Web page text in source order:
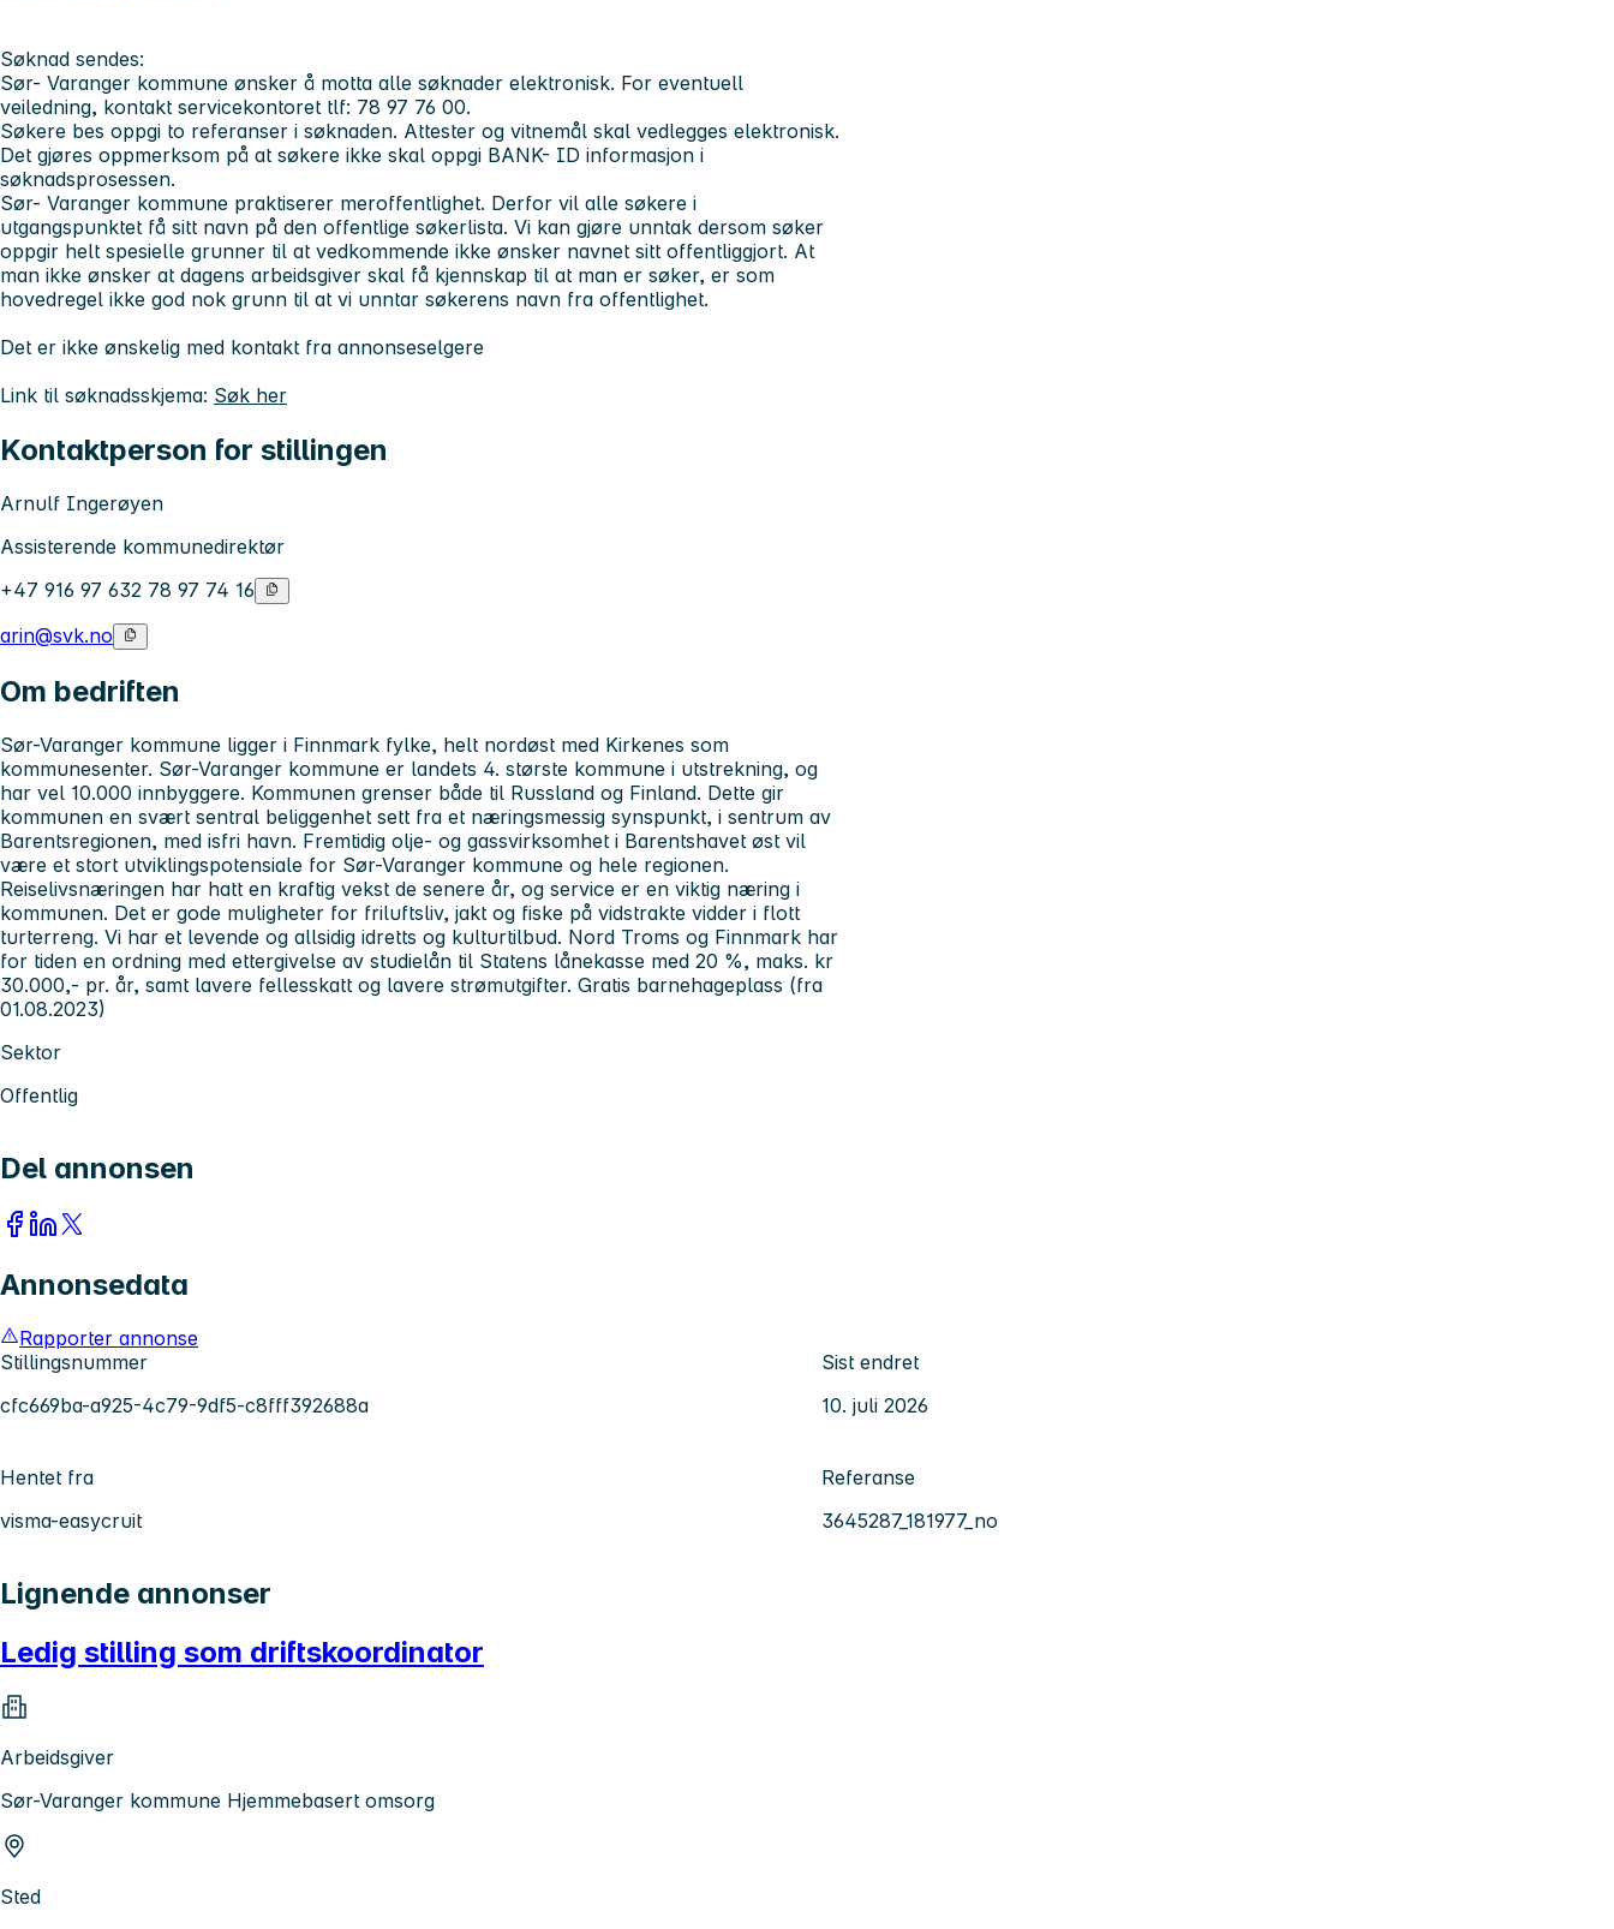
Søknad sendes:
Sør- Varanger kommune ønsker å motta alle søknader elektronisk. For eventuell
veiledning, kontakt servicekontoret tlf: 78 97 76 00.
Søkere bes oppgi to referanser i søknaden. Attester og vitnemål skal vedlegges elektronisk.
Det gjøres oppmerksom på at søkere ikke skal oppgi BANK- ID informasjon i
søknadsprosessen.
Sør- Varanger kommune praktiserer meroffentlighet. Derfor vil alle søkere i
utgangspunktet få sitt navn på den offentlige søkerlista. Vi kan gjøre unntak dersom søker
oppgir helt spesielle grunner til at vedkommende ikke ønsker navnet sitt offentliggjort. At
man ikke ønsker at dagens arbeidsgiver skal få kjennskap til at man er søker, er som
hovedregel ikke god nok grunn til at vi unntar søkerens navn fra offentlighet.
Det er ikke ønskelig med kontakt fra annonseselgere
Link til søknadsskjema: Søk her
Kontaktperson for stillingen
Arnulf Ingerøyen
Assisterende kommunedirektør
+47 916 97 632 78 97 74 16
arin@svk.no
Om bedriften
Sør-Varanger kommune ligger i Finnmark fylke, helt nordøst med Kirkenes som
kommunesenter. Sør-Varanger kommune er landets 4. største kommune i utstrekning, og
har vel 10.000 innbyggere. Kommunen grenser både til Russland og Finland. Dette gir
kommunen en svært sentral beliggenhet sett fra et næringsmessig synspunkt, i sentrum av
Barentsregionen, med isfri havn. Fremtidig olje- og gassvirksomhet i Barentshavet øst vil
være et stort utviklingspotensiale for Sør-Varanger kommune og hele regionen.
Reiselivsnæringen har hatt en kraftig vekst de senere år, og service er en viktig næring i
kommunen. Det er gode muligheter for friluftsliv, jakt og fiske på vidstrakte vidder i flott
turterreng. Vi har et levende og allsidig idretts og kulturtilbud. Nord Troms og Finnmark har
for tiden en ordning med ettergivelse av studielån til Statens lånekasse med 20 %, maks. kr
30.000,- pr. år, samt lavere fellesskatt og lavere strømutgifter. Gratis barnehageplass (fra
01.08.2023)
Sektor
Offentlig
Del annonsen
Annonsedata
Rapporter annonse
Stillingsnummer
cfc669ba-a925-4c79-9df5-c8fff392688a
Sist endret
10. juli 2026
Hentet fra
visma-easycruit
Referanse
3645287_181977_no
Lignende annonser
Ledig stilling som driftskoordinator
Arbeidsgiver
Sør-Varanger kommune Hjemmebasert omsorg
Sted